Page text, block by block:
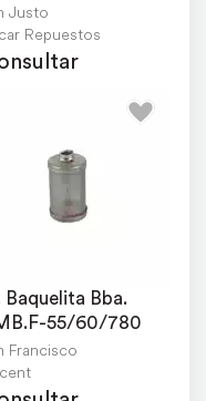
Justo
Repuestos
Baquelita Bba.
55/60/780
Francisco